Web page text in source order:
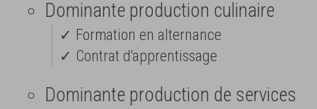
Dominante production culinaire
✓ Formation en alternance
✓ Contrat d'apprentissage
Dominante production de services